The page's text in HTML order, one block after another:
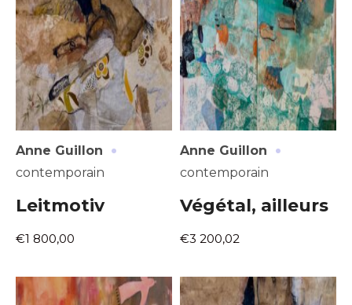
Anne Guillon ·
contemporain
Leitmotiv
€1 800,00
Anne Guillon ·
contemporain
Végétal, ailleurs
€3 200,02